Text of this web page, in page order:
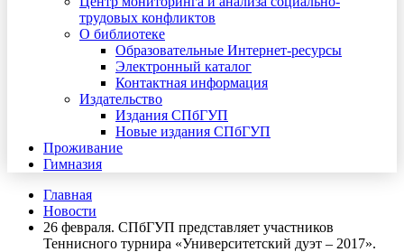
трудовых конфликтов
О библиотеке
Образовательные Интернет-ресурсы
Электронный каталог
Контактная информация
Издательство
Издания СПбГУП
Новые издания СПбГУП
Проживание
Гимназия
Главная
Новости
26 февраля. СПбГУП представляет участников
Теннисного турнира «Университетский дуэт – 2017».